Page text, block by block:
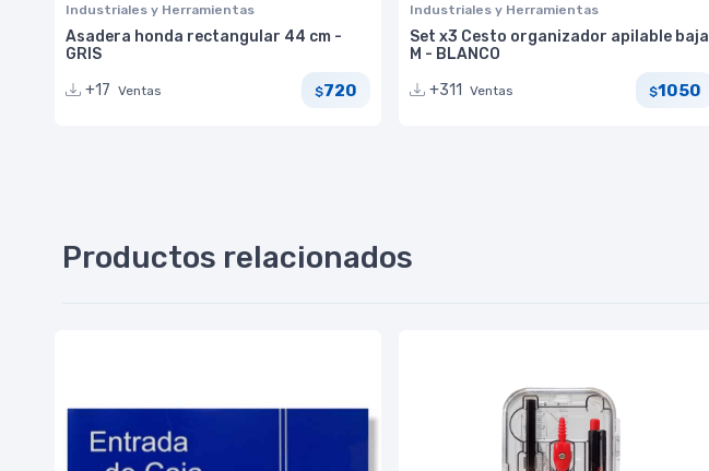
Industriales y Herramientas
Asadera honda rectangular 44 cm -
GRIS
+17 Ventas $720
Industriales y Herramientas
Set x3 Cesto organizador apilable baja
M - BLANCO
+311
Ventas $1050
Productos relacionados